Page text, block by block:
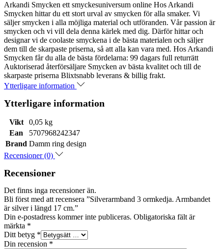
Arkandi Smycken ett smyckesuniversum online Hos Arkandi
Smycken hittar du ett stort urval av smycken för alla smaker. Vi
säljer smycken i alla möjliga material och utföranden. Vår passion är
smycken och vi vill dela denna kärlek med dig. Därför hittar och
designar vi de coolaste smyckena i de bästa materialen och säljer
dem till de skarpaste priserna, så att alla kan vara med. Hos Arkandi
Smycken får du alla de bästa fördelarna: 99 dagars full returrätt
Auktoriserad återförsäljare Smycken av bästa kvalitet och till de
skarpaste priserna Blixtsnabb leverans & billig frakt.
Ytterligare information
Ytterligare information
Vikt
0,05 kg
Ean
5707968242347
Brand Damm ring design
Recensioner (0)
Recensioner
Det finns inga recensioner än.
Bli först med att recensera ”Silverarmband 3 ormkedja. Armbandet
är silver i längd 17 cm.”
Din e-postadress kommer inte publiceras. Obligatoriska fält är
märkta *
Ditt betyg *
Din recension *